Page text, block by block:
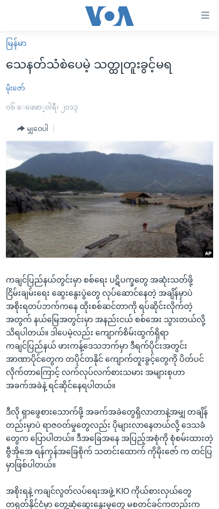
လွယ်ကူ
စေ
Link
များ
အကြောင်းအရာ
ကျော်
ရန်
ပင်မ
အ
ညွန်း
စာမျက်နှာ
ကြည့်
ရန်
ရှာဖွေ
ကျော်
မူလစာမျက်နှာ
မြန်မာ
ကမ္ဘာ့သတင်းများ
နိုင်ငံတကာ
တရုတ်
အစ္စရေး-ပါလက်စတိုင်း
ဗွီဒီယို
ရပ်ဝန်းတခု လမ်းတခု အလွန်
အင်္ဂလိပ်စာလေ့လာမယ်
အမေရိကန်သုံးအီဒီယံ
မကြေးမုံရဲ့ အင်္ဂလိပ်စာ
ရုပ်ရှင်ထဲက အင်္ဂလိပ်စာ
သုတပဒေသာ အင်္ဂလိပ်စာ
အပတ်စဉ်ကဏ္ဍများ
ရေဒီယို
တီဗွီ
ရေဒီယိုနှင့်ရုပ်သံ အချက်အလက်များ
ရေဒီယို/တီဗွီအစီအစဉ်
Learning English
ဘာသာစကားများ
မြန်မာ
သေနတ်သံစဲပေမဲ့ သတ္ထုတူးခွင့်မရ
မိုးဇော်
၀၆ ေဖေဖာ္၀ါရီ၊ ၂၀၁၃
မျှဝေပါ
ကချင်ပြည်နယ်တွင်းမှာ စစ်ရေး ပဋိပက္ခတွေ အဆုံးသတ်ဖို့
ငြိမ်းချမ်းရေး ဆွေးနွေးပွဲတွေ လုပ်ဆောင်နေတဲ့ အချိန်မှာပဲ
အစိုးရတပ်ဘက်ကနေ ထိုးစစ်ဆင်တာကို ရပ်ဆိုင်းလိုက်တဲ့
အတွက် နယ်မြေအတွင်းမှာ အနည်းငယ် စစ်အေး သွားတယ်လို့
သိရပါတယ်။ ဒါပေမဲ့လည်း ကျောက်စိမ်းထွက်ရှိရာ
ကချင်ပြည်နယ် ဖားကန့်ဒေသဘက်မှာ ဒီရက်ပိုင်းအတွင်း
အာဏာပိုင်တွေက တပိုင်တနိုင် ကျောက်တူးခွင့်တွေကို ပိတ်ပင်
လိုက်တာကြောင့် လက်လုပ်လက်စားသမား အများစုဟာ
အခက်အခဲနဲ့ ရင်ဆိုင်နေရပါတယ်။
ဒီလို ရှာဖွေစားသောက်ဖို့ အခက်အခဲတွေရှိလာတာနဲ့အမျှ တချိန်
တည်းမှာပဲ ရာဇဝတ်မှုတွေလည်း ပိုများလာနေတယ်လို့ ဒေသခံ
တွေက ပြောပါတယ်။ ဒီအခြေအနေ အပြည့်အစုံကို စုံစမ်းထားတဲ့
ဗွီအိုအေ ရန်ကုန်အခြေစိုက် သတင်းထောက် ကိုမိုးဇော် က တင်ပြ
မှာဖြစ်ပါတယ်။
အစိုးရနဲ့ ကချင်လွတ်လပ်ရေးအဖွဲ့ KIO ကိုယ်စားလှယ်တွေ
တရုတ်နိုင်ငံမှာ တွေ့ဆုံဆွေးနွေးမှုတွေ မစတင်ခင်ကတည်းက